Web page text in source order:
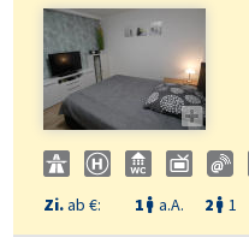

Zi.ab €: 1  a.A. 2  1